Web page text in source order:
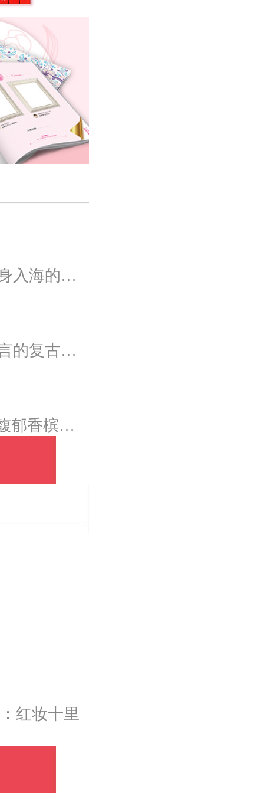
从美学和立体学展现空间存在感，模拟出美人鱼翻身入海的灵动意韵，将视觉效果铺延至海平面，既交织出柔和梦幻质感，又如浪花般波光伏动，熠熠闪耀。
灵感源于浪漫清新的法国南部风情，在写有爱情箴言的复古油画卷轴前，互诉诺言，相守一生。
源自著名诗人白居易诗文“人间四月芳菲尽”，采用馥郁香槟色为主色调，结合匠人纯手工花艺装饰，将一抹春和一处芳菲完美倾注于仪式中。